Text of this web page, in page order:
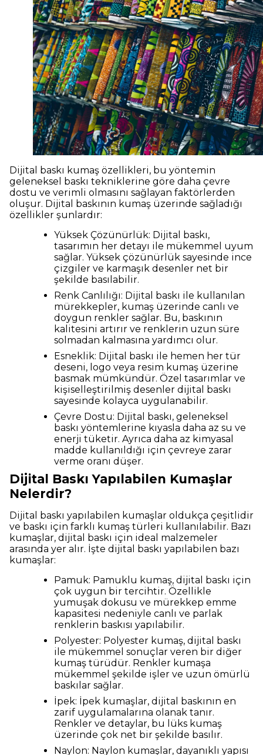
Dijital baskı kumaş özellikleri, bu yöntemin
geleneksel baskı tekniklerine göre daha çevre
dostu ve verimli olmasını sağlayan faktörlerden
oluşur. Dijital baskının kumaş üzerinde sağladığı
özellikler şunlardır:
Yüksek Çözünürlük: Dijital baskı,
tasarımın her detayı ile mükemmel uyum
sağlar. Yüksek çözünürlük sayesinde ince
çizgiler ve karmaşık desenler net bir
şekilde basılabilir.
Renk Canlılığı: Dijital baskı ile kullanılan
mürekkepler, kumaş üzerinde canlı ve
doygun renkler sağlar. Bu, baskının
kalitesini artırır ve renklerin uzun süre
solmadan kalmasına yardımcı olur.
Esneklik: Dijital baskı ile hemen her tür
deseni, logo veya resim kumaş üzerine
basmak mümkündür. Özel tasarımlar ve
kişiselleştirilmiş desenler dijital baskı
sayesinde kolayca uygulanabilir.
Çevre Dostu: Dijital baskı, geleneksel
baskı yöntemlerine kıyasla daha az su ve
enerji tüketir. Ayrıca daha az kimyasal
madde kullanıldığı için çevreye zarar
verme oranı düşer.
Dijital Baskı Yapılabilen Kumaşlar
Nelerdir?
Dijital baskı yapılabilen kumaşlar oldukça çeşitlidir
ve baskı için farklı kumaş türleri kullanılabilir. Bazı
kumaşlar, dijital baskı için ideal malzemeler
arasında yer alır. İşte dijital baskı yapılabilen bazı
kumaşlar:
Pamuk: Pamuklu kumaş, dijital baskı için
çok uygun bir tercihtir. Özellikle
yumuşak dokusu ve mürekkep emme
kapasitesi nedeniyle canlı ve parlak
renklerin baskısı yapılabilir.
Polyester: Polyester kumaş, dijital baskı
ile mükemmel sonuçlar veren bir diğer
kumaş türüdür. Renkler kumaşa
mükemmel şekilde işler ve uzun ömürlü
baskılar sağlar.
İpek: İpek kumaşlar, dijital baskının en
zarif uygulamalarına olanak tanır.
Renkler ve detaylar, bu lüks kumaş
üzerinde çok net bir şekilde basılır.
Naylon: Naylon kumaşlar, dayanıklı yapısı